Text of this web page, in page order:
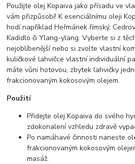
Použijte olej Kopaiva jako přísadu ve
vám přizpůsobí! K esenciálnímu oleji
hodí například Heřmánek římský,
Kadidlo či Ylang-ylang. Vyberte si z
nejoblíbenější nebo si zvolte vlastní
kuličkové lahvičce vlastní individuální
máte vůni hotovou, zbytek lahvičky
frakcionovaným kokosovým olejem.
Použití
Přidejte olej Kopaiva do svého
zdokonalení vzhledu zdravě
Po namáhavé činnosti naneste
frakcionovaným kokosovým
masáž.